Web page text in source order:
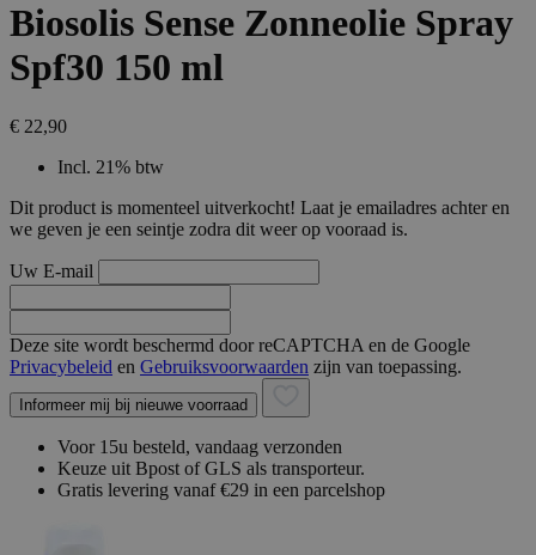
Biosolis Sense Zonneolie Spray
Spf30 150 ml
€ 22,90
Incl. 21% btw
Dit product is momenteel uitverkocht! Laat je emailadres achter en
we geven je een seintje zodra dit weer op vooraad is.
Uw E-mail
Deze site wordt beschermd door reCAPTCHA en de Google
Privacybeleid en Gebruiksvoorwaarden zijn van toepassing.
Informeer mij bij nieuwe voorraad
Voor 15u besteld, vandaag verzonden
Keuze uit Bpost of GLS als transporteur.
Gratis levering vanaf €29 in een parcelshop